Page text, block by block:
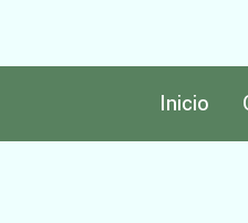
Inicio